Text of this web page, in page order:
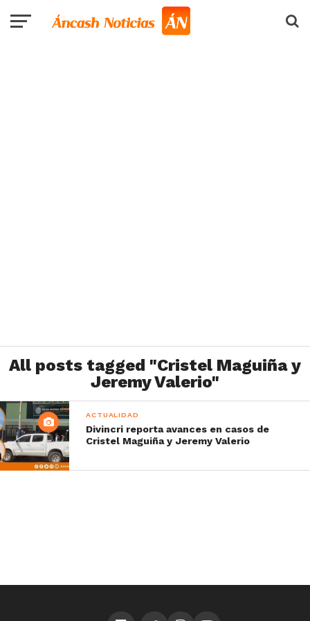
All posts tagged "Cristel Maguiña y
Jeremy Valerio"
ACTUALIDAD
Divincri reporta avances en casos de
Cristel Maguiña y Jeremy Valerio